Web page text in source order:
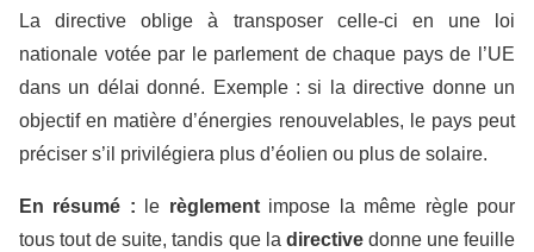
La directive oblige à transposer celle-ci en une loi
nationale votée par le parlement de chaque pays de l’UE
dans un délai donné. Exemple : si la directive donne un
objectif en matière d’énergies renouvelables, le pays peut
préciser s’il privilégiera plus d’éolien ou plus de solaire.
En résumé : le règlementimpose la même règle pour
tous tout de suite, tandis que la directivedonne une feuille